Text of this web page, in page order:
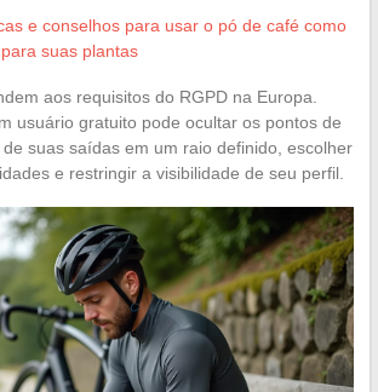
e conselhos para usar o pó de café como
suas plantas
aos requisitos do RGPD na Europa.
usuário gratuito pode ocultar os pontos de
suas saídas em um raio definido, escolher
e restringir a visibilidade de seu perfil.